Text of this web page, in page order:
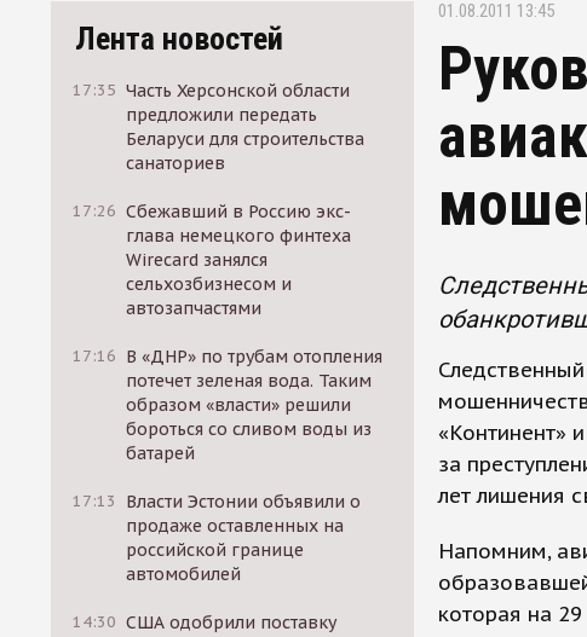
Лента новостей
17:35 Часть Херсонской области
предложили передать
Беларуси для строительства
санаториев
17:26 Сбежавший в Россию экс-
глава немецкого финтеха
Wirecard занялся
сельхозбизнесом и
автозапчастями
17:16 В «ДНР» по трубам отопления
потечет зеленая вода. Таким
образом «власти» решили
бороться со сливом воды из
батарей
17:13
Власти Эстонии объявили о
продаже оставленных на
российской границе
автомобилей
14:30 США одобрили поставку
01.08.2011 13:45
«Континент»
за
лет лишения
Напомним,
которая на